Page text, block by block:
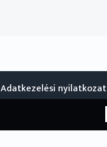
Adatkezelési nyilatkozat